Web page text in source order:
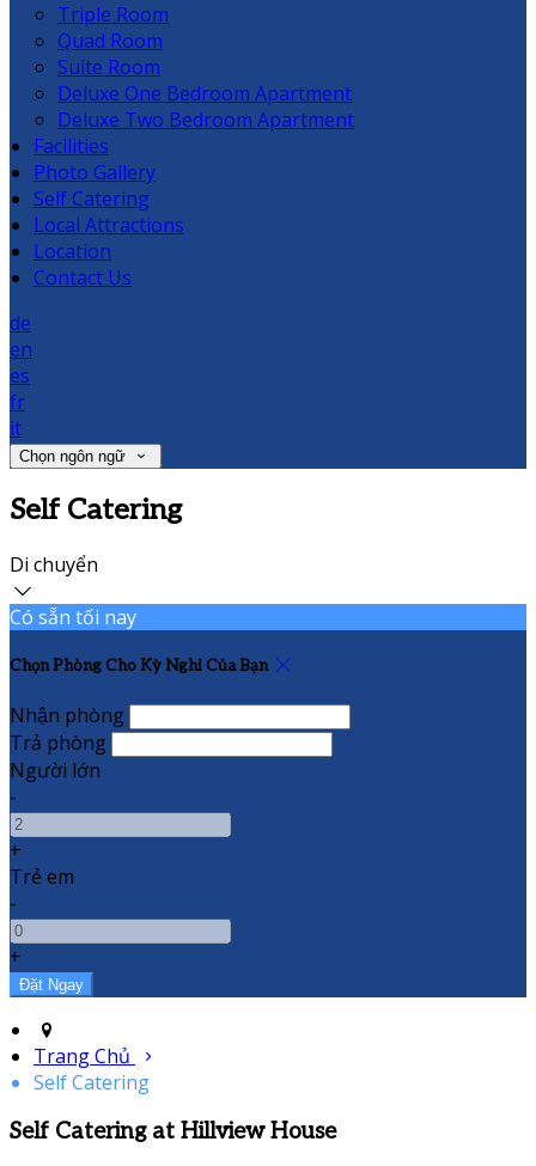
Triple Room
Quad Room
Suite Room
Deluxe One Bedroom Apartment
Deluxe Two Bedroom Apartment
Facilities
Photo Gallery
Self Catering
Local Attractions
Location
Contact Us
de
en
es
fr
it
Chọn ngôn ngữ
Self Catering
Di chuyển
Có sẵn tối nay
Chọn Phòng Cho Kỳ Nghỉ Của Bạn
Nhận phòng
Trả phòng
Người lớn
-
+
Trẻ em
-
+
Trang Chủ
Self Catering
Self Catering at Hillview House